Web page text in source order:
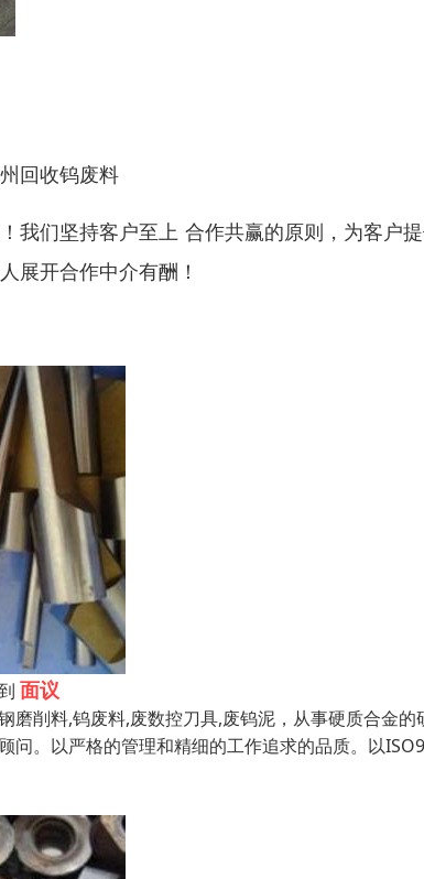
回收钨废料
我们坚持客户至上 合作共赢的原则，为客户
展开合作中介有酬！
面议
磨削料,钨废料,废数控刀具,废钨泥，从事硬质合
问。以严格的管理和精细的工作追求的品质。以